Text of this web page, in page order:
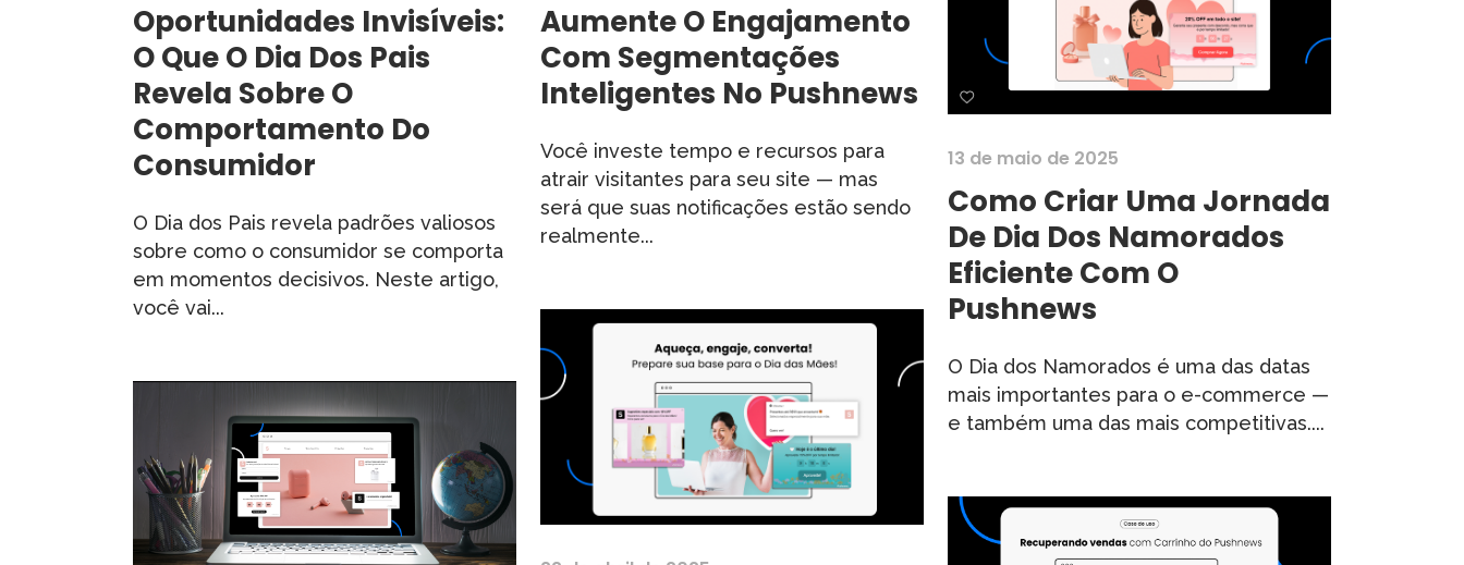
Oportunidades Invisíveis:
O Que O Dia Dos Pais
Revela Sobre O
Comportamento Do
Consumidor
O Dia dos Pais revela padrões valiosos
sobre como o consumidor se comporta
em momentos decisivos. Neste artigo,
você vai...
Aumente O Engajamento
Com Segmentações
Inteligentes No Pushnews
Você investe tempo e recursos para
atrair visitantes para seu site — mas
será que suas notificações estão sendo
realmente...
13 de maio de 2025
Como Criar Uma Jornada
De Dia Dos Namorados
Eficiente Com O
Pushnews
O Dia dos Namorados é uma das datas
mais importantes para o e-commerce —
e também uma das mais competitivas....